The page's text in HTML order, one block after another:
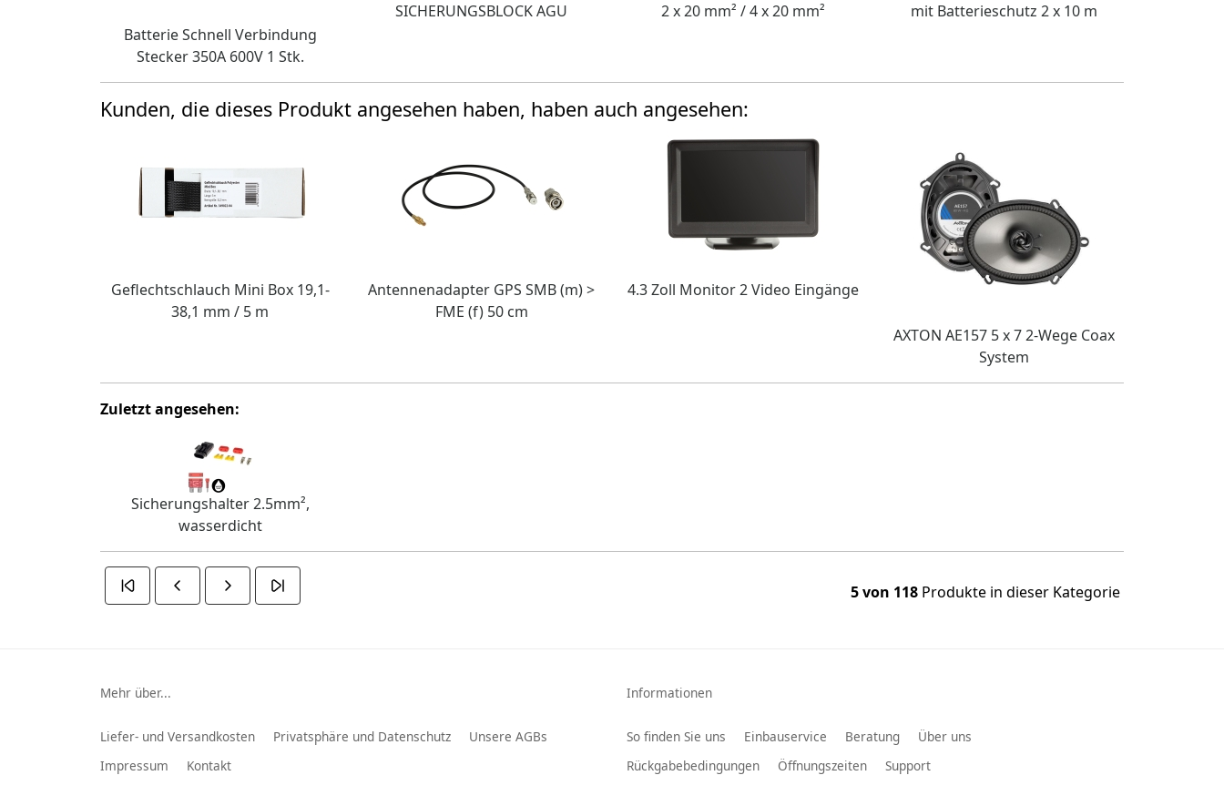
Batterie Schnell Verbindung
Stecker 350A 600V 1 Stk.
SICHERUNGSBLOCK AGU
2 x 20 mm² / 4 x 20 mm²
mit Batterieschutz 2 x 10 m
Kunden, die dieses Produkt angesehen haben, haben auch angesehen:
Geflechtschlauch Mini Box 19,1-
38,1 mm / 5 m
Antennenadapter GPS SMB (m) >
FME (f) 50 cm
4.3 Zoll Monitor 2 Video Eingänge
AXTON AE157 5 x 7 2-Wege Coax
System
Zuletzt angesehen:
Sicherungshalter 2.5mm²,
wasserdicht
5 von 118 Produkte in dieser Kategorie
Mehr über...
Liefer- und Versandkosten Privatsphäre und Datenschutz
Unsere AGBs
Impressum
Kontakt
Informationen
So finden Sie uns Einbauservice Beratung
Über uns
Rückgabebedingungen
Öffnungszeiten Support